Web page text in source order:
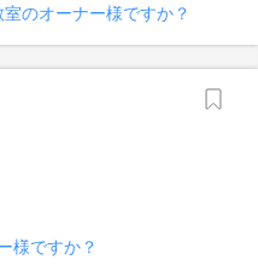
のオーナー様ですか？
様ですか？